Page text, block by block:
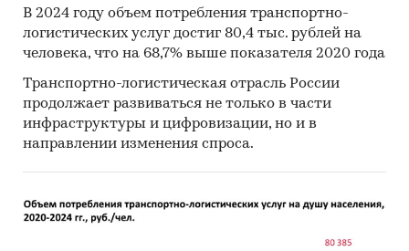
Региональные и федеральные СМИ
Инсайдерские источники
Специализированные аналитические
порталы
Методы:
Кабинетное исследование. Поиск и анализ
информации из различных источников,
проведение расчетов. Статистика и
В 2024 году объем потребления транспортно-
логистических услуг достиг 80,4 тыс. рублей на
человека, что на 68,7% выше показателя 2020 года
Транспортно-логистическая отрасль России
продолжает развиваться не только в части
инфраструктуры и цифровизации, но и в
направлении изменения спроса.